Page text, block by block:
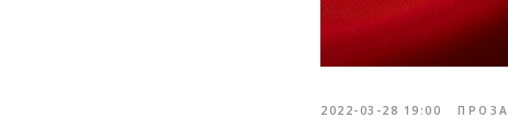
2022-03-28 19:00 ПРОЗА